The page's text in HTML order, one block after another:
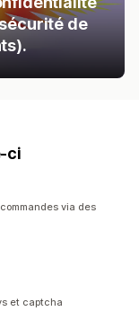
de
ci
via des
et captcha